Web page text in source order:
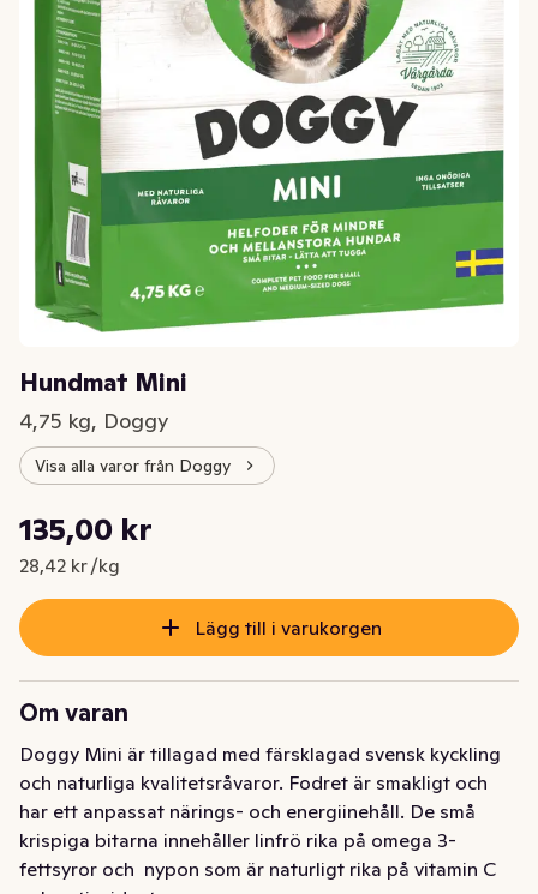
Hundmat Mini
4,75 kg, Doggy
Visa alla varor från Doggy
Nuvarande pris är: 135,00 kr
135,00 kr
28,42 kr /kg
Styckpris: 28,42 kr /kg
Lägg till i varukorgen
Om varan
Doggy Mini är tillagad med färsklagad svensk kyckling
och naturliga kvalitetsråvaror. Fodret är smakligt och
har ett anpassat närings- och energiinehåll. De små
krispiga bitarna innehåller linfrö rika på omega 3-
fettsyror och  nypon som är naturligt rika på vitamin C